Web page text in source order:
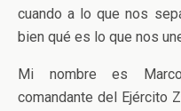
cuando a lo que nos
bien qué es lo que nos
Mi nombre es
comandante del Ejército